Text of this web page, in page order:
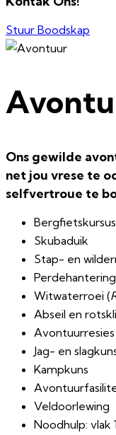
Stuur Boodskap
Ons gewilde
net jou vrese te
selfvertroue te
Bergfietskursus
Skubaduik
Stap- en
Witwaterroei (
Abseil en
Jag- en
Kampkuns
Veldoorlewing
Noodhulp: vlak